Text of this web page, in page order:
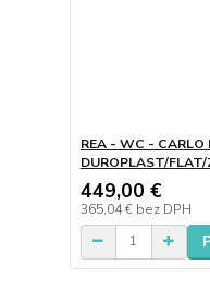
REA - WC - CARLO
DUROPLAST/FLAT/
449,00 €
365,04 € bez DPH